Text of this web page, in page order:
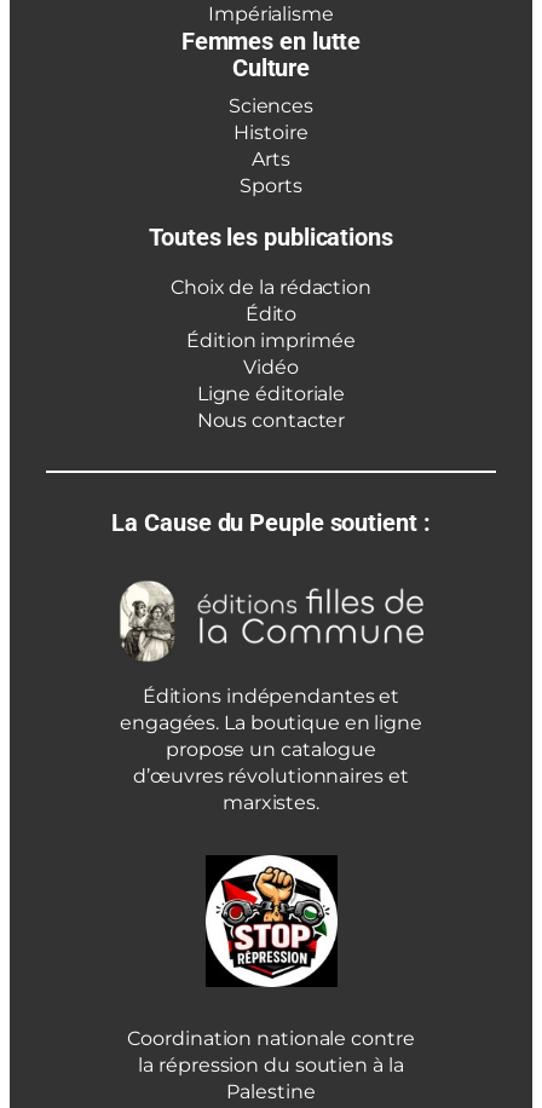
Impérialisme
Femmes en lutte
Culture
Sciences
Histoire
Arts
Sports
Toutes les publications
Choix de la rédaction
Édito
Édition imprimée
Vidéo
Ligne éditoriale
Nous contacter
La Cause du Peuple soutient :
Éditions indépendantes et
engagées. La boutique en ligne
propose un catalogue
d’œuvres révolutionnaires et
marxistes.
Coordination nationale contre
la répression du soutien à la
Palestine